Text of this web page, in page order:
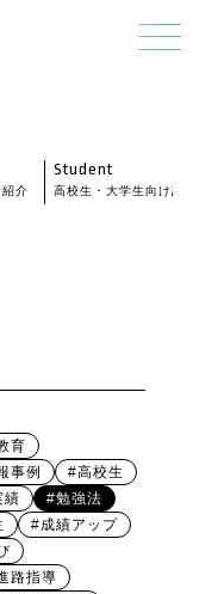
介
Student
高校生・大学生向け記事
育
事例
#高校生
績
#勉強法
#成績アップ
路指導